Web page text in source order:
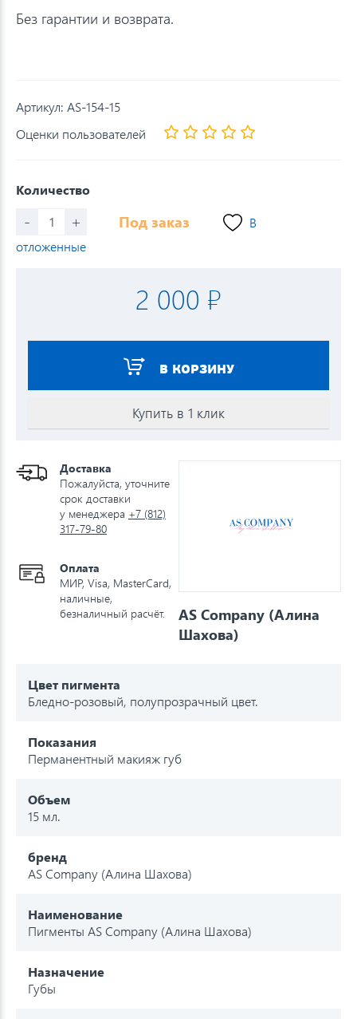
Без гарантии и возврата.
Артикул: AS-154-15
Оценки пользователей
Количество
- + Под заказ
В
отложенные
2 000 ₽
В КОРЗИНУ
Купить в 1 клик
Доставка
Пожалуйста, уточните
срок доставки
у менеджера +7 (812)
317-79-80
Оплата
МИР, Visa, MasterCard,
наличные,
безналичный расчёт.
AS Company (Алина
Шахова)
Цвет пигмента
Бледно-розовый, полупрозрачный цвет.
Показания
Перманентный макияж губ
Объем
15 мл.
бренд
AS Company (Алина Шахова)
Наименование
Пигменты AS Company (Алина Шахова)
Назначение
Губы